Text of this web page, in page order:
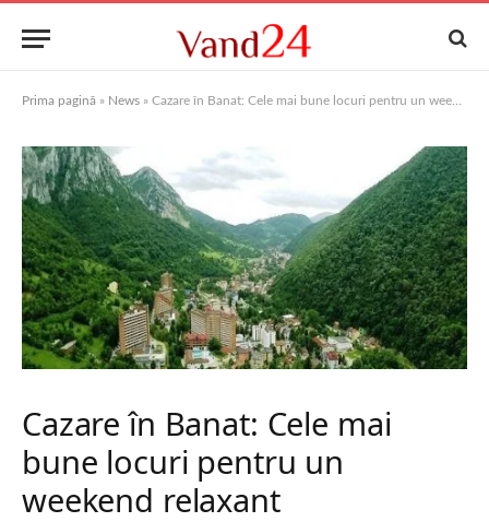
Prima pagină » News » Cazare în Banat: Cele mai bune locuri pentru un weekend relaxant
Cazare în Banat: Cele mai
bune locuri pentru un
weekend relaxant